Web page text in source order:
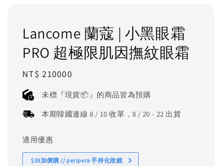
Lancome 蘭蔻 | 小黑眼霜
PRO 超極限肌因撫紋眼霜
Regular
price
NT$ 210000
未標『現貨📦』的商品皆為預購
本期韓國連線 8 / 10 收單，8 / 20 - 22 出貨
適用優惠
$39加價購 // peripera 手持化妝鏡